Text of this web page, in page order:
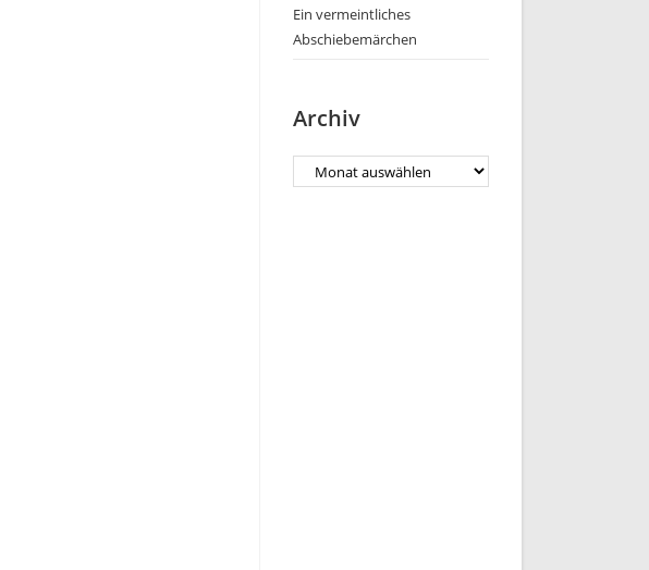
Ein vermeintliches
Abschiebemärchen
Archiv
Archiv